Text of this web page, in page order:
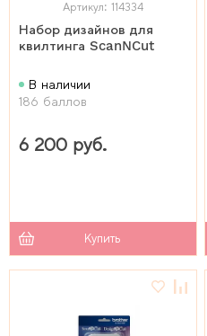
Артикул: 114334
Набор дизайнов для
квилтинга ScanNCut
В наличии
186 баллов
6 200 руб.
Купить